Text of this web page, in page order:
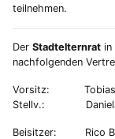
teilnehmen.
Der Stadtelternrat in
nachfolgenden
Vorsitz: Tobias
Stellv.: Daniela
Beisitzer: Rico